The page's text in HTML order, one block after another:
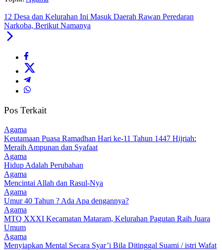
12 Desa dan Kelurahan Ini Masuk Daerah Rawan Peredaran
Narkoba, Berikut Namanya
Pos Terkait
Agama
Keutamaan Puasa Ramadhan Hari ke-11 Tahun 1447 Hijriah:
Meraih Ampunan dan Syafaat
Agama
Hidup Adalah Perubahan
Agama
Mencintai Allah dan Rasul-Nya
Agama
Umur 40 Tahun ? Ada Apa dengannya?
Agama
MTQ XXXI Kecamatan Mataram, Kelurahan Pagutan Raih Juara
Umum
Agama
Menyiapkan Mental Secara Syar’i Bila Ditinggal Suami / istri Wafat